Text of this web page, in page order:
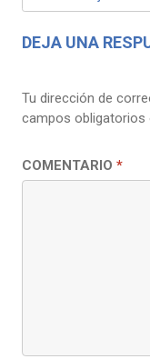
DEJA UNA
Tu dirección de
campos
COMENTARIO *